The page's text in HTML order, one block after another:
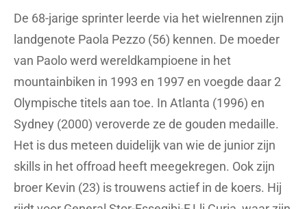
De 68-jarige sprinter leerde via het wielrennen zijn
landgenote Paola Pezzo (56) kennen. De moeder
van Paolo werd wereldkampioene in het
mountainbiken in 1993 en 1997 en voegde daar 2
Olympische titels aan toe. In Atlanta (1996) en
Sydney (2000) veroverde ze de gouden medaille.
Het is dus meteen duidelijk van wie de junior zijn
skills in het offroad heeft meegekregen. Ook zijn
broer Kevin (23) is trouwens actief in de koers. Hij